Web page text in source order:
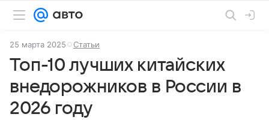
25 марта 2025 Статьи
Топ-10 лучших китайских
внедорожников в России в
2026 году